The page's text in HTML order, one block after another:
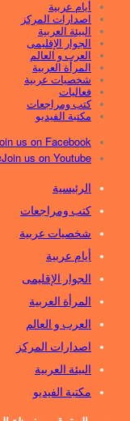
أيام عربية
اصدارات المركز
البيئة العربية
الجوار الإقليمى
العرب و العالم
المرأة العربية
شخصيات عربية
فعاليات
كتب ومراجعات
مكتبة الفيديو
us on Facebook
Join us on Youtube
الرئيسية
كتب ومراجعات
شخصيات عربية
أيام عربية
الجوار الإقليمى
المرأة العربية
العرب و العالم
اصدارات المركز
البيئة العربية
مكتبة الفيديو